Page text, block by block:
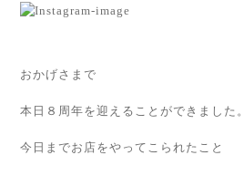
おかげさまで
本日８周年を迎えることができました。
今日までお店をやってこられたこと